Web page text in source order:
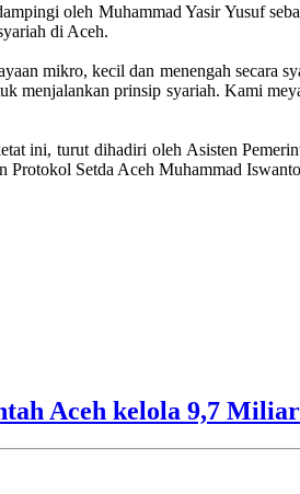
oleh Muhammad Yasir Yusuf
di Aceh.
mikro, kecil dan menengah secara
menjalankan prinsip syariah. Kami
ini, turut dihadiri oleh Asisten
Setda Aceh Muhammad
Aceh kelola 9,7 Miliar